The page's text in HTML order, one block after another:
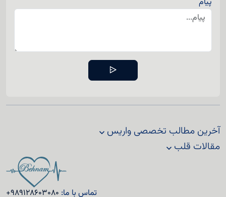
آخرین مطالب تخصصی واریس
مقالات قلب
تماس با ما: +989128603080